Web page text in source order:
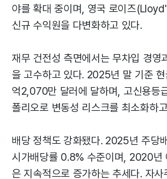
야를 확대 중이며, 영국 로이즈
신규 수익원을 다변화하고 있다.
재무 건전성 측면에서는 무차입 경영
을 고수하고 있다. 2025년 말 기준
억2,070만 달러에 달하며, 고신용등
폴리오로 변동성 리스크를 최소화하
배당 정책도 강화됐다. 2025년 주당
시가배당률 0.8% 수준이며, 2020년
은 지속적으로 증가하는 추세다. 자